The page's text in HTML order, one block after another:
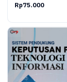
Rp75.000